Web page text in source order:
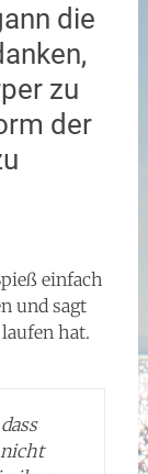
die
zu
der
einfach
und sagt
hat.
nicht